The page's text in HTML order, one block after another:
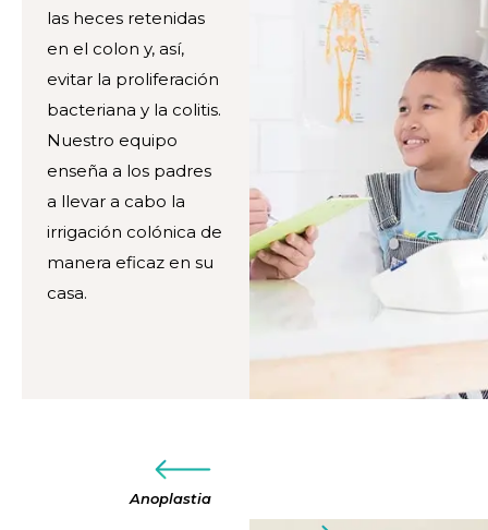
las heces retenidas
en el colon y, así,
evitar la proliferación
bacteriana y la colitis.
Nuestro equipo
enseña a los padres
a llevar a cabo la
irrigación colónica de
manera eficaz en su
casa.
Anoplastia